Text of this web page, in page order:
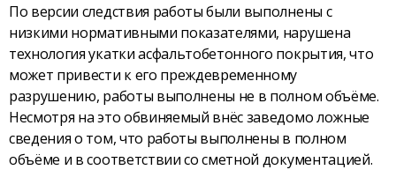
По версии следствия работы были выполнены с
низкими нормативными показателями, нарушена
технология укатки асфальтобетонного покрытия, что
может привести к его преждевременному
разрушению, работы выполнены не в полном объёме.
Несмотря на это обвиняемый внёс заведомо ложные
сведения о том, что работы выполнены в полном
объёме и в соответствии со сметной документацией.